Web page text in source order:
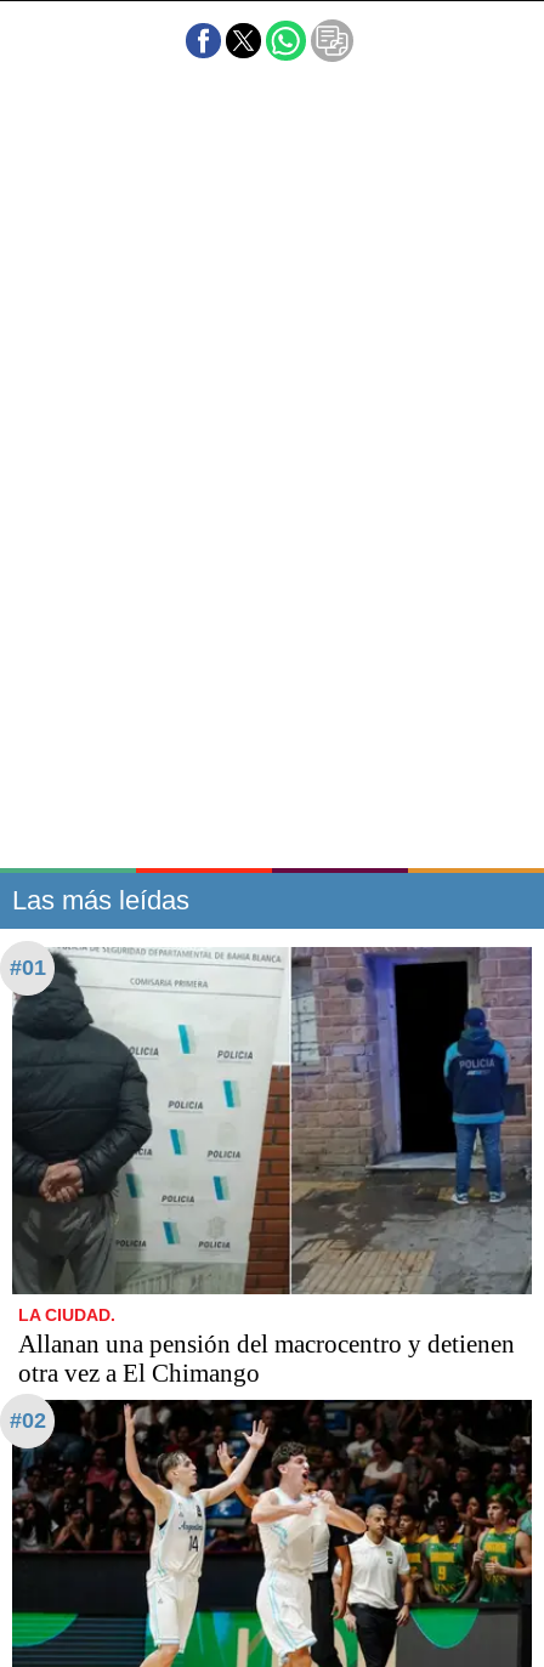
Las más leídas
#01
LA CIUDAD.
Allanan una pensión del macrocentro y detienen
otra vez a El Chimango
#02